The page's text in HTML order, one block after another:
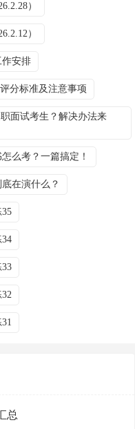
）
）
作安排
分标准及注意事项
面试考生？解决办法来
么考？一篇搞定！
在演什么？
总